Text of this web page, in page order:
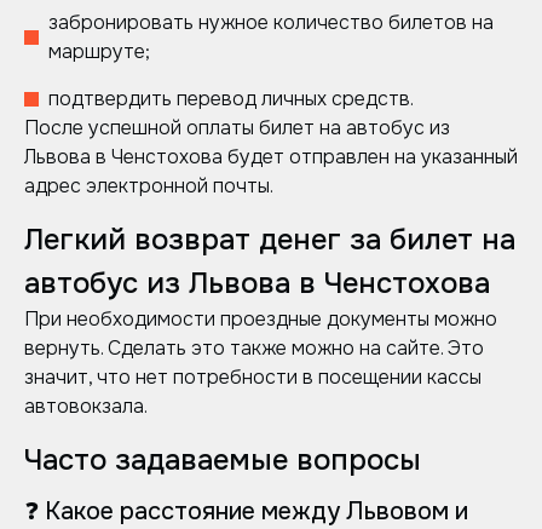
забронировать нужное количество билетов на
маршруте;
подтвердить перевод личных средств.
После успешной оплаты билет на автобус из
Львова в Ченстохова будет отправлен на указанный
адрес электронной почты.
Легкий возврат денег за билет на
автобус из Львова в Ченстохова
При необходимости проездные документы можно
вернуть. Сделать это также можно на сайте. Это
значит, что нет потребности в посещении кассы
автовокзала.
Часто задаваемые вопросы
❓ Какое расстояние между Львовом и